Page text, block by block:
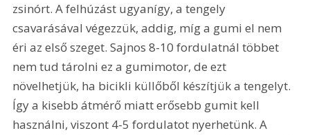
zsinórt. A felhúzást ugyanígy, a tengely
csavarásával végezzük, addig, míg a gumi el nem
éri az első szeget. Sajnos 8-10 fordulatnál többet
nem tud tárolni ez a gumimotor, de ezt
növelhetjük, ha bicikli küllőből készítjük a tengelyt.
Így a kisebb átmérő miatt erősebb gumit kell
használni, viszont 4-5 fordulatot nyerhetünk. A